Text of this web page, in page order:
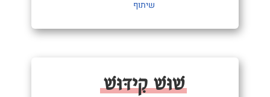
שיתוף
שׁוּשׁ קִידּוּשׁ